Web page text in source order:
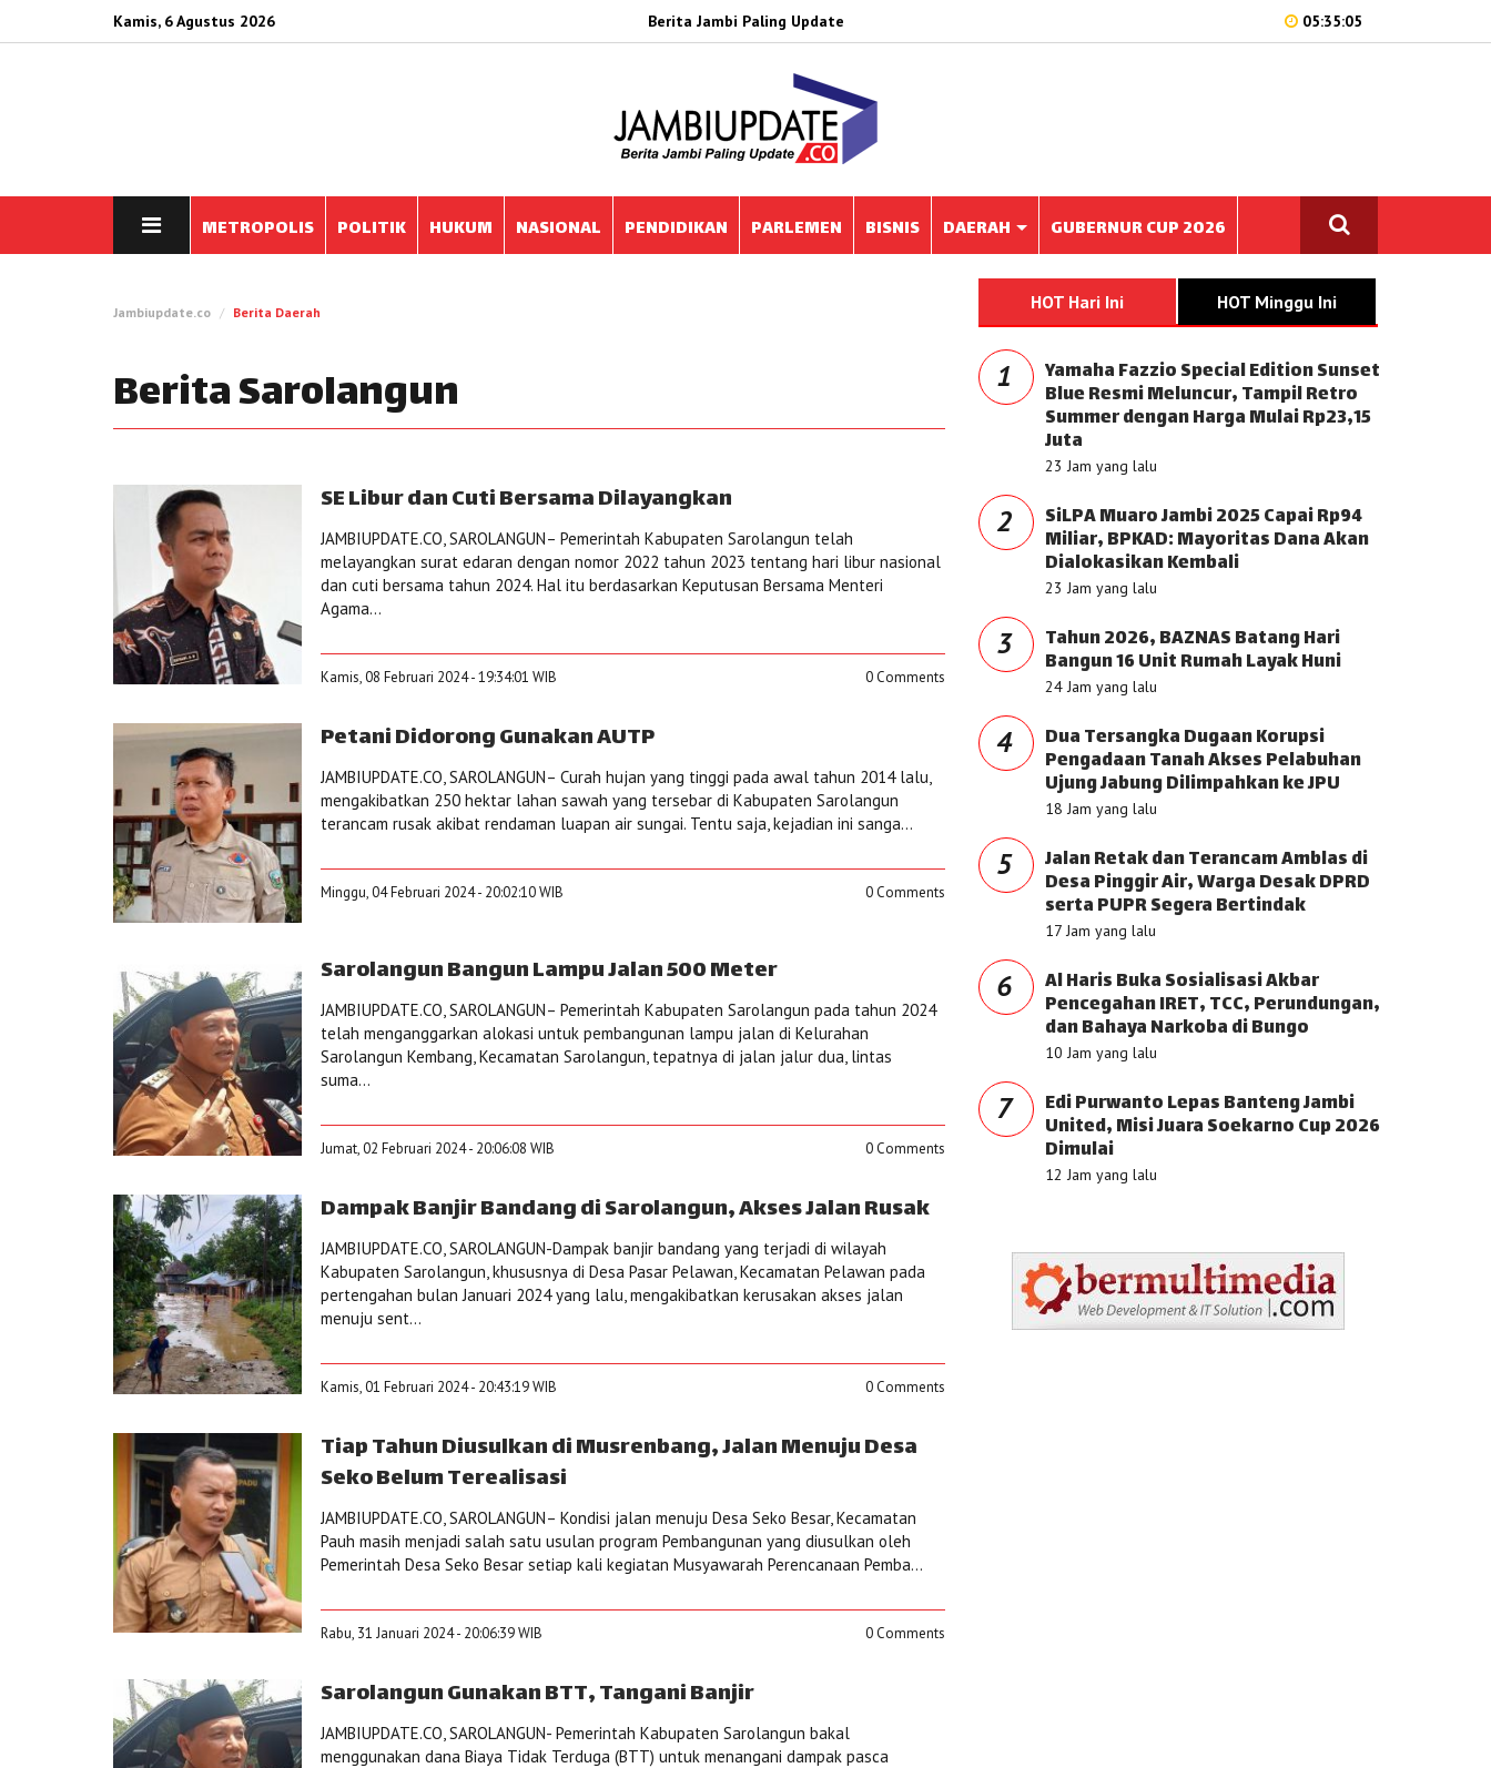
Kamis, 6 Agustus 2026 Berita Jambi Paling Update 05:35:05
METROPOLIS POLITIK HUKUM NASIONAL PENDIDIKAN PARLEMEN BISNIS DAERAH GUBERNUR CUP 2026
Jambiupdate.co Berita Daerah
Berita Sarolangun
SE Libur dan Cuti Bersama Dilayangkan
JAMBIUPDATE.CO, SAROLANGUN– Pemerintah Kabupaten Sarolangun telah
melayangkan surat edaran dengan nomor 2022 tahun 2023 tentang hari libur nasional
dan cuti bersama tahun 2024. Hal itu berdasarkan Keputusan Bersama Menteri
Agama...
Kamis, 08 Februari 2024 - 19:34:01 WIB 0 Comments
Petani Didorong Gunakan AUTP
JAMBIUPDATE.CO, SAROLANGUN– Curah hujan yang tinggi pada awal tahun 2014 lalu,
mengakibatkan 250 hektar lahan sawah yang tersebar di Kabupaten Sarolangun
terancam rusak akibat rendaman luapan air sungai. Tentu saja, kejadian ini sanga...
Minggu, 04 Februari 2024 - 20:02:10 WIB 0 Comments
Sarolangun Bangun Lampu Jalan 500 Meter
JAMBIUPDATE.CO, SAROLANGUN– Pemerintah Kabupaten Sarolangun pada tahun 2024
telah menganggarkan alokasi untuk pembangunan lampu jalan di Kelurahan
Sarolangun Kembang, Kecamatan Sarolangun, tepatnya di jalan jalur dua, lintas
suma...
Jumat, 02 Februari 2024 - 20:06:08 WIB 0 Comments
Dampak Banjir Bandang di Sarolangun, Akses Jalan Rusak
JAMBIUPDATE.CO, SAROLANGUN-Dampak banjir bandang yang terjadi di wilayah
Kabupaten Sarolangun, khususnya di Desa Pasar Pelawan, Kecamatan Pelawan pada
pertengahan bulan Januari 2024 yang lalu, mengakibatkan kerusakan akses jalan
menuju sent...
Kamis, 01 Februari 2024 - 20:43:19 WIB 0 Comments
Tiap Tahun Diusulkan di Musrenbang, Jalan Menuju Desa
Seko Belum Terealisasi
JAMBIUPDATE.CO, SAROLANGUN– Kondisi jalan menuju Desa Seko Besar, Kecamatan
Pauh masih menjadi salah satu usulan program Pembangunan yang diusulkan oleh
Pemerintah Desa Seko Besar setiap kali kegiatan Musyawarah Perencanaan Pemba...
Rabu, 31 Januari 2024 - 20:06:39 WIB 0 Comments
Sarolangun Gunakan BTT, Tangani Banjir
JAMBIUPDATE.CO, SAROLANGUN- Pemerintah Kabupaten Sarolangun bakal
menggunakan dana Biaya Tidak Terduga (BTT) untuk menangani dampak pasca
HOT Hari Ini HOT Minggu Ini
1 Yamaha Fazzio Special Edition Sunset
Blue Resmi Meluncur, Tampil Retro
Summer dengan Harga Mulai Rp23,15
Juta
23 Jam yang lalu
2 SiLPA Muaro Jambi 2025 Capai Rp94
Miliar, BPKAD: Mayoritas Dana Akan
Dialokasikan Kembali
23 Jam yang lalu
3 Tahun 2026, BAZNAS Batang Hari
Bangun 16 Unit Rumah Layak Huni
24 Jam yang lalu
4 Dua Tersangka Dugaan Korupsi
Pengadaan Tanah Akses Pelabuhan
Ujung Jabung Dilimpahkan ke JPU
18 Jam yang lalu
5 Jalan Retak dan Terancam Amblas di
Desa Pinggir Air, Warga Desak DPRD
serta PUPR Segera Bertindak
17 Jam yang lalu
6 Al Haris Buka Sosialisasi Akbar
Pencegahan IRET, TCC, Perundungan,
dan Bahaya Narkoba di Bungo
10 Jam yang lalu
7 Edi Purwanto Lepas Banteng Jambi
United, Misi Juara Soekarno Cup 2026
Dimulai
12 Jam yang lalu